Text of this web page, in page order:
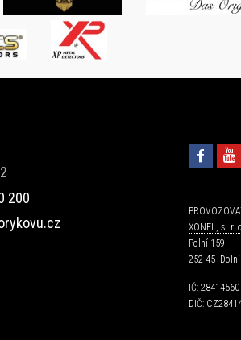
XONEL, s. r.
Polní 159
252 45 Dolní
IČ: 28414560
DIČ:
200